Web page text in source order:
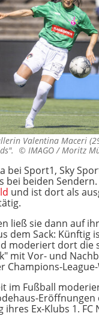
Valentina Maceri
© IMAGO / Moritz
bei Sport1, Sky
bei beiden
und ist dort als
ließ sie dann auf
dem Sack: Künftig
moderiert dort die
mit Vor- und
Champions-
im Fußball
Eröffnungen
Ex-Klubs 1. FC